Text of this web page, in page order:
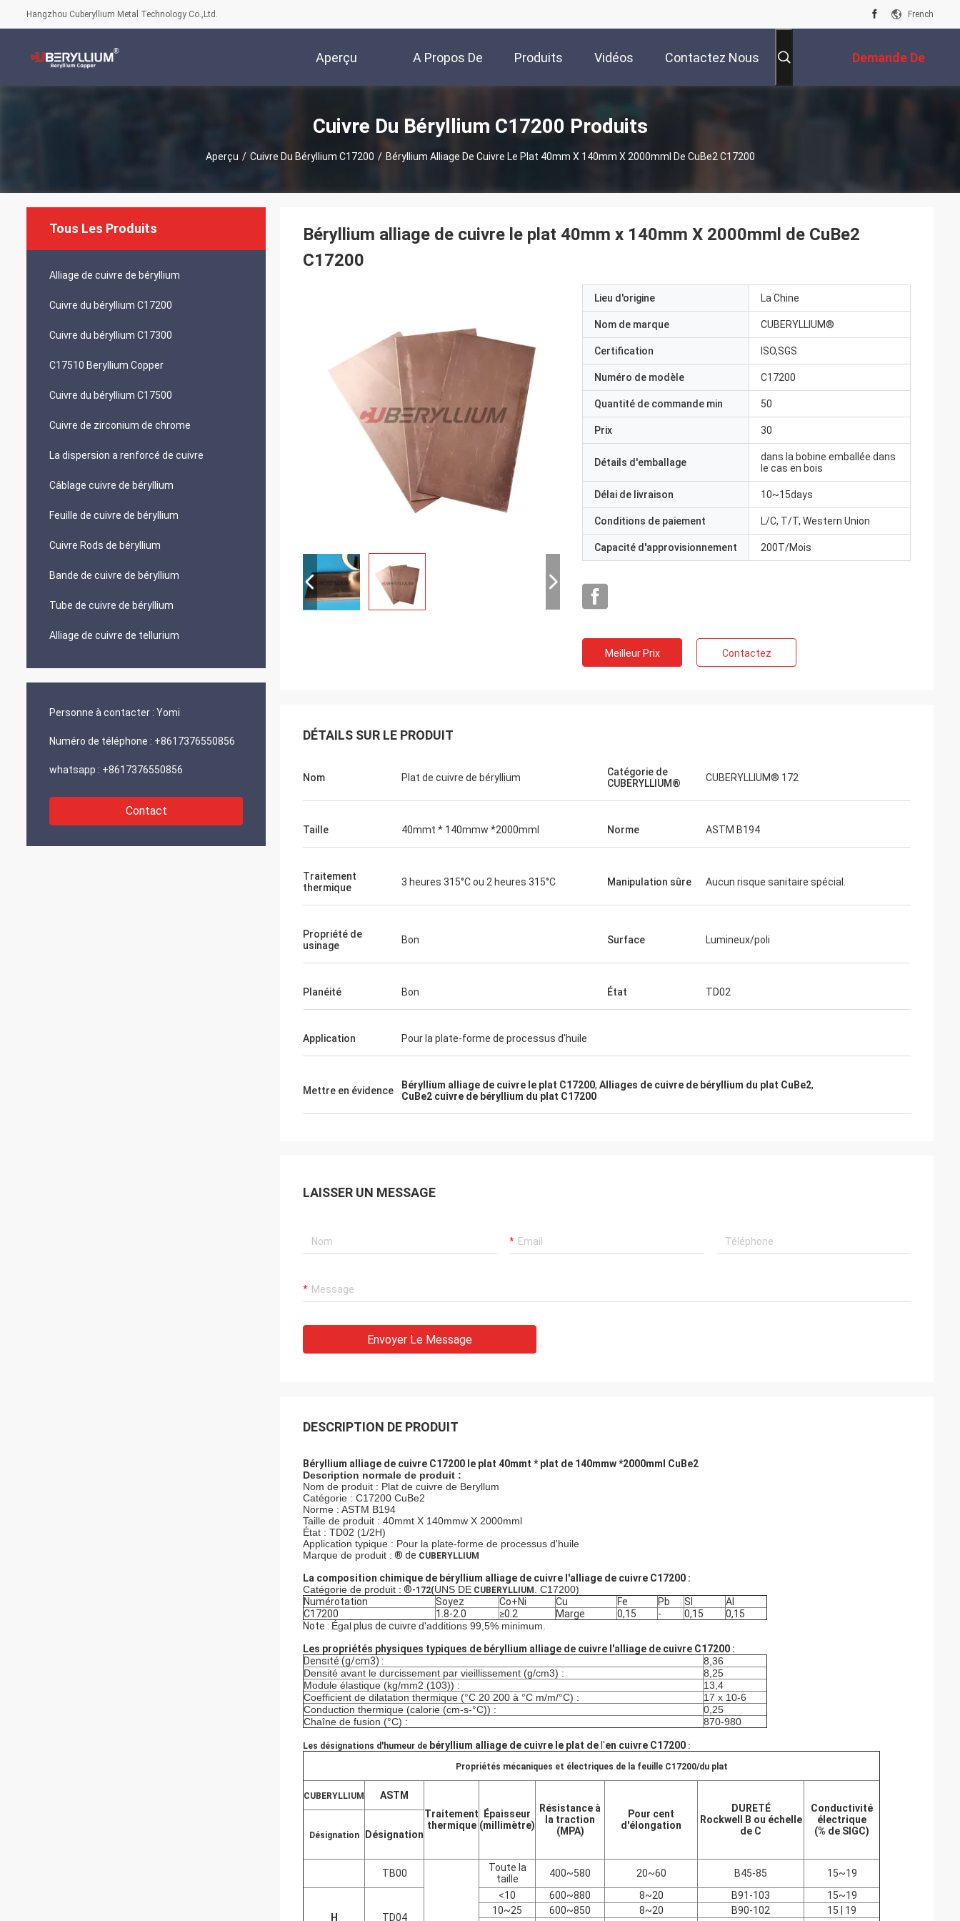
Hangzhou Cuberyllium Metal Technology Co.,Ltd. French
Aperçu A Propos De
Nous
Produits Vidéos Contactez Nous Demande De
Soumission
Cuivre Du Béryllium C17200 Produits
Aperçu / Cuivre Du Béryllium C17200 / Béryllium Alliage De Cuivre Le Plat 40mm X 140mm X 2000mml De CuBe2 C17200
Tous Les Produits
Alliage de cuivre de béryllium
Cuivre du béryllium C17200
Cuivre du béryllium C17300
C17510 Beryllium Copper
Cuivre du béryllium C17500
Cuivre de zirconium de chrome
La dispersion a renforcé de cuivre
Câblage cuivre de béryllium
Feuille de cuivre de béryllium
Cuivre Rods de béryllium
Bande de cuivre de béryllium
Tube de cuivre de béryllium
Alliage de cuivre de tellurium
Personne à contacter : Yomi
Numéro de téléphone : +8617376550856
whatsapp : +8617376550856
Contact
Béryllium alliage de cuivre le plat 40mm x 140mm X 2000mml de CuBe2
C17200
Lieu d'origine La Chine
Nom de marque CUBERYLLIUM®
Certification ISO,SGS
Numéro de modèle C17200
Quantité de commande min 50
Prix 30
Détails d'emballage
dans la bobine emballée dans
le cas en bois
Délai de livraison 10~15days
Conditions de paiement L/C, T/T, Western Union
Capacité d'approvisionnement 200T/Mois
Meilleur Prix Contactez
DÉTAILS SUR LE PRODUIT
Nom Plat de cuivre de béryllium
Catégorie de
CUBERYLLIUM®
CUBERYLLIUM® 172
Taille 40mmt * 140mmw *2000mml Norme ASTM B194
Traitement
thermique
3 heures 315°C ou 2 heures 315°C Manipulation sûre Aucun risque sanitaire spécial.
Propriété de
usinage
Bon Surface Lumineux/poli
Planéité Bon État TD02
Application Pour la plate-forme de processus d'huile
Mettre en évidence Béryllium alliage de cuivre le plat C17200, Alliages de cuivre de béryllium du plat CuBe2,
CuBe2 cuivre de béryllium du plat C17200
LAISSER UN MESSAGE
Envoyer Le Message
DESCRIPTION DE PRODUIT
Béryllium alliage de cuivre C17200 le plat 40mmt * plat de 140mmw *2000mml CuBe2
Description normale de produit :
Nom de produit : Plat de cuivre de Beryllum
Catégorie : C17200 CuBe2
Norme : ASTM B194
Taille de produit : 40mmt X 140mmw X 2000mml
État : TD02 (1/2H)
Application typique : Pour la plate-forme de processus d'huile
Marque de produit : ® de CUBERYLLIUM
La composition chimique de béryllium alliage de cuivre l'alliage de cuivre C17200 :
Catégorie de produit : ®-172(UNS DE CUBERYLLIUM
. C17200)
Numérotation
Soyez Co+Ni Cu Fe Pb SI
Al
C17200
1.8-2.0 ≥0.2 Marge 0,15 - 0,15
0,15
Note : Égalplus de cuivre d'additions 99,5% minimum.
Les propriétés physiques typiques de béryllium alliage de cuivre l'alliage de cuivre C17200 :
Densité (g/cm3) :
8,36
Densité avant le durcissement par vieillissement (g/cm3) :
8,25
Module élastique (kg/mm2 (103)) :
13,4
Coefficient de dilatation thermique (°C 20 200 à °C m/m/°C) :
17 x 10-6
Conduction thermique (calorie (cm-s-°C)) :
0,25
Chaîne de fusion (°C) :
870-980
Les désignations d'humeur de béryllium alliage de cuivre le plat de l'en cuivre C17200 :
Propriétés mécaniques et électriques de la feuille C17200/du plat
CUBERYLLIUM
ASTM
Traitement
thermique
Épaisseur
(millimètre)
Résistance à
la traction
(MPA)
Pour cent
d'élongation
DURETÉ
Rockwell B ou échelle
de C
Conductivité
électrique
(% de SIGC)
Désignation Désignation
TB00
Toute la
taille
400~580 20~60 B45-85 15~19
H TD04
<10 600~880 8~20 B91-103
15~19
10~25
600~850 8~20 B90-102
15 | 19